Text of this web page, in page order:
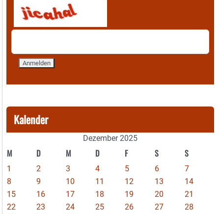
Kalender
Dezember 2025
M D M D F S S
1 2 3 4 5 6
7
8
9 10 11 12 13
14
15
16 17 18 19 20
21
22
23 24 25 26 27
28